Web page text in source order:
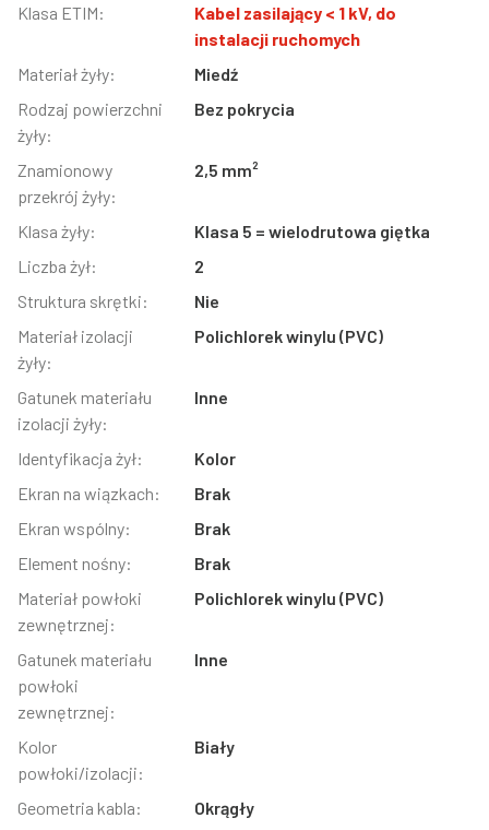
Klasa ETIM:
Kabel zasilający < 1 kV, do
instalacji ruchomych
Materiał żyły:
Miedź
Rodzaj powierzchni
żyły:
Bez pokrycia
Znamionowy
przekrój żyły:
2,5 mm²
Klasa żyły:
Klasa 5 = wielodrutowa giętka
Liczba żył:
2
Struktura skrętki:
Nie
Materiał izolacji
żyły:
Polichlorek winylu (PVC)
Gatunek materiału
izolacji żyły:
Inne
Identyfikacja żył:
Kolor
Ekran na wiązkach:
Brak
Ekran wspólny:
Brak
Element nośny:
Brak
Materiał powłoki
zewnętrznej:
Polichlorek winylu (PVC)
Gatunek materiału
powłoki
zewnętrznej:
Inne
Kolor
powłoki/izolacji:
Biały
Geometria kabla:
Okrągły